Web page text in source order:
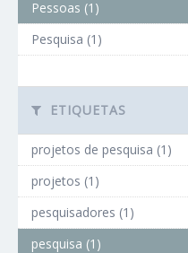
Pessoas (1)
Pesquisa (1)
ETIQUETAS
projetos de pesquisa (1)
projetos (1)
pesquisadores (1)
pesquisa (1)